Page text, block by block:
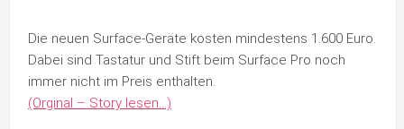
Die neuen Surface-Geräte kosten mindestens 1.600 Euro.
Dabei sind Tastatur und Stift beim Surface Pro noch
immer nicht im Preis enthalten.
(Orginal – Story lesen…)